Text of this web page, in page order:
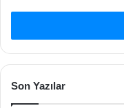
Son Yazılar